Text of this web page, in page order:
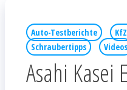
Auto-Testberichte
Schraubertipps
Videos
Asahi Kasei